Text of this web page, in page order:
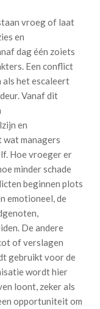
vroeg of laat
en
dag één zoiets
Een conflict
als het escaleert
Vanaf dit
en
managers
Hoe vroeger er
minder schade
beginnen plots
emotioneel, de
De andere
of verslagen
gebruikt voor de
wordt hier
loont, zeker als
opportuniteit om